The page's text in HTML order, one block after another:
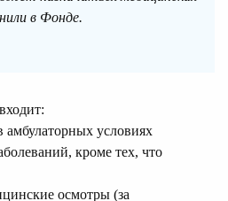
в Фонде.
условиях
кроме тех, что
осмотры (за